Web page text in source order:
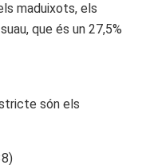
maduixots, els
que és un 27,5%
són els